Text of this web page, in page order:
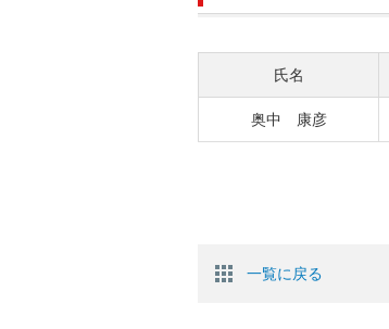
氏名
奥中 康彦
一覧に戻る